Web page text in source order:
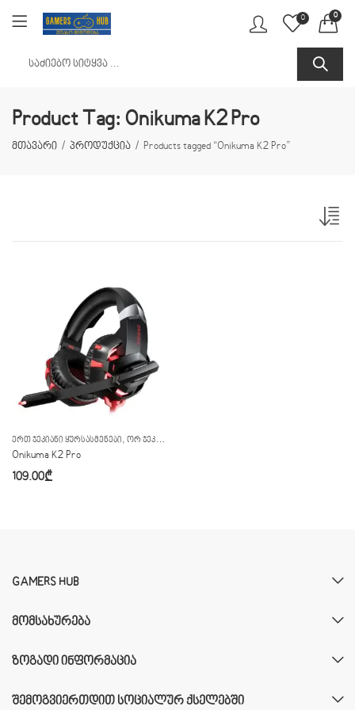
0 0
Product Tag: Onikuma K2 Pro
მთავარი პროდუქცია Products tagged “Onikuma K2 Pro”
ᲔᲠᲗ ᲯᲔᲙᲘᲐᲜᲘ ᲧᲣᲠᲡᲐᲡᲛᲔᲜᲔᲑᲘ, ᲝᲠ ᲯᲔᲙᲘᲐᲜᲘ ᲧᲣᲠᲡᲐᲡᲛᲔᲜᲔᲑᲘ
Onikuma K2 Pro
109.00₾
GAMERS HUB
ᲛᲝᲛᲡᲐᲮᲣᲠᲔᲑᲐ
ᲖᲝᲒᲐᲓᲘ ᲘᲜᲤᲝᲠᲛᲐᲪᲘᲐ
ᲨᲔᲛᲝᲒᲕᲘᲔᲠᲗᲓᲘᲗ ᲡᲝᲪᲘᲐᲚᲣᲠ ᲥᲡᲔᲚᲔᲑᲨᲘ